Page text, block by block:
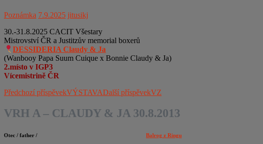
Poznámka 7.9.2025 jitusikj
30.-31.8.2025 CACIT Všestary
Mistrovství ČR a Justitzův memorial boxerů
DESSIDERIA Claudy & Ja
(Wanbooy Papa Suum Cuique x Bonnie Claudy & Ja)
2.místo v IGP3
Vícemistrině ČR
Navigace
pro
příspěvky
Předchozí příspěvekVÝSTAVADalší příspěvekVZ
VRH A – CLAUDY & JA 30.8.2013
Otec / father / Balrog z Ringu